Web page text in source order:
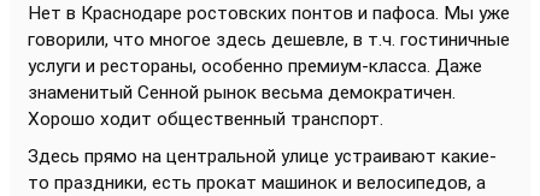
Нет в Краснодаре ростовских понтов и пафоса. Мы уже
говорили, что многое здесь дешевле, в т.ч. гостиничные
услуги и рестораны, особенно премиум-класса. Даже
знаменитый Сенной рынок весьма демократичен.
Хорошо ходит общественный транспорт.
Здесь прямо на центральной улице устраивают какие-
то праздники, есть прокат машинок и велосипедов, а